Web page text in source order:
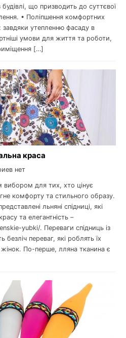
що призводить до суттєвої
• Поліпшення комфортних
утепленню фасаду в
умови для життя та роботи,
[…]
краса
нет
вибором для тих, хто цінує
комфорту та стильного образу.
льняні спідниці, які
та елегантність –
yubki/. Переваги спідниць із
переваг, які роблять їх
По-перше, лляна тканина є